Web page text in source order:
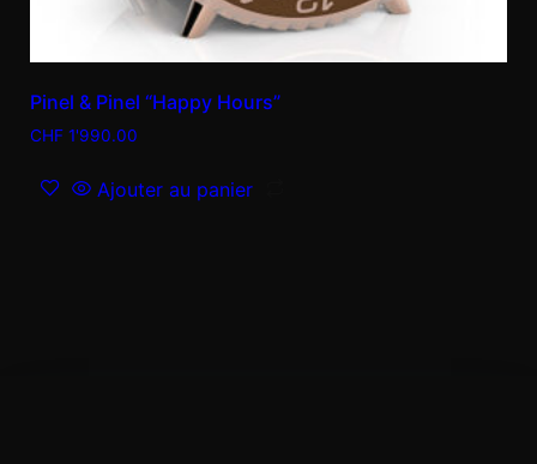
Pinel & Pinel “Happy Hours”
CHF 1'990.00
Ajouter au panier